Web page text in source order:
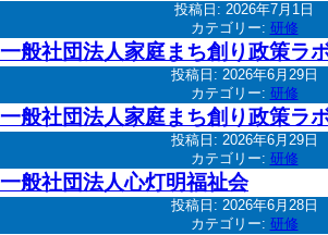
投稿日: 2026年7月1日
カテゴリー: 研修
一般社団法人家庭まち創り政策ラ
投稿日: 2026年6月29日
カテゴリー: 研修
一般社団法人家庭まち創り政策ラ
投稿日: 2026年6月29日
カテゴリー: 研修
一般社団法人心灯明福祉会
投稿日: 2026年6月28日
カテゴリー: 研修